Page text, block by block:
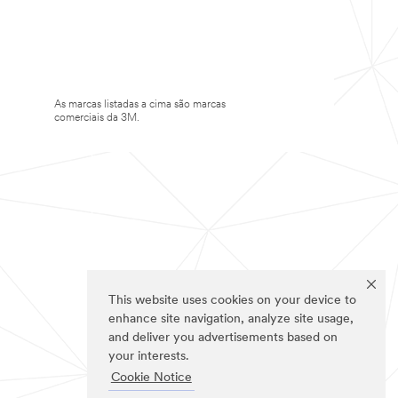
This website uses cookies on your device to
enhance site navigation, analyze site usage,
and deliver you advertisements based on
your interests.
Cookie Notice
As marcas listadas a cima são marcas
comerciais da 3M.